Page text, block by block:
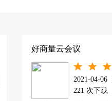
好商量云会议
2021-04-06
221 次下载